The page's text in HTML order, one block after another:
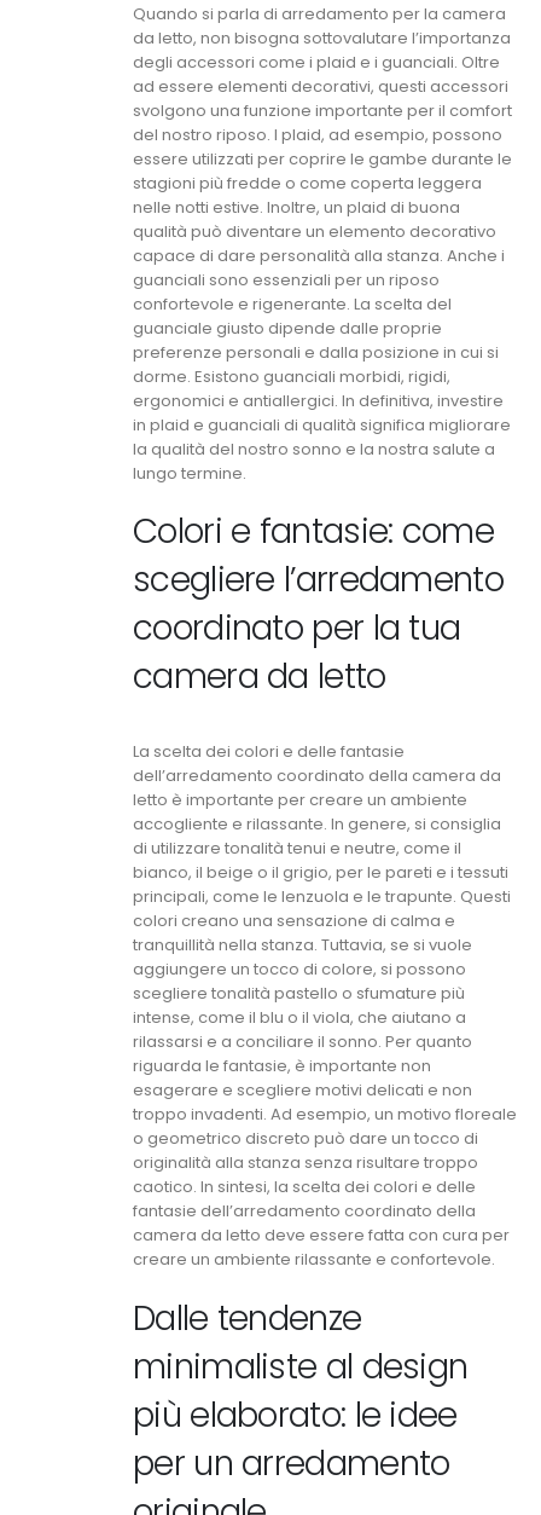
Quando si parla di arredamento per la camera
da letto, non bisogna sottovalutare l’importanza
degli accessori come i plaid e i guanciali. Oltre
ad essere elementi decorativi, questi accessori
svolgono una funzione importante per il comfort
del nostro riposo. I plaid, ad esempio, possono
essere utilizzati per coprire le gambe durante le
stagioni più fredde o come coperta leggera
nelle notti estive. Inoltre, un plaid di buona
qualità può diventare un elemento decorativo
capace di dare personalità alla stanza. Anche i
guanciali sono essenziali per un riposo
confortevole e rigenerante. La scelta del
guanciale giusto dipende dalle proprie
preferenze personali e dalla posizione in cui si
dorme. Esistono guanciali morbidi, rigidi,
ergonomici e antiallergici. In definitiva, investire
in plaid e guanciali di qualità significa migliorare
la qualità del nostro sonno e la nostra salute a
lungo termine.
Colori e fantasie: come
scegliere l’arredamento
coordinato per la tua
camera da letto
La scelta dei colori e delle fantasie
dell’arredamento coordinato della camera da
letto è importante per creare un ambiente
accogliente e rilassante. In genere, si consiglia
di utilizzare tonalità tenui e neutre, come il
bianco, il beige o il grigio, per le pareti e i tessuti
principali, come le lenzuola e le trapunte. Questi
colori creano una sensazione di calma e
tranquillità nella stanza. Tuttavia, se si vuole
aggiungere un tocco di colore, si possono
scegliere tonalità pastello o sfumature più
intense, come il blu o il viola, che aiutano a
rilassarsi e a conciliare il sonno. Per quanto
riguarda le fantasie, è importante non
esagerare e scegliere motivi delicati e non
troppo invadenti. Ad esempio, un motivo floreale
o geometrico discreto può dare un tocco di
originalità alla stanza senza risultare troppo
caotico. In sintesi, la scelta dei colori e delle
fantasie dell’arredamento coordinato della
camera da letto deve essere fatta con cura per
creare un ambiente rilassante e confortevole.
Dalle tendenze
minimaliste al design
più elaborato: le idee
per un arredamento